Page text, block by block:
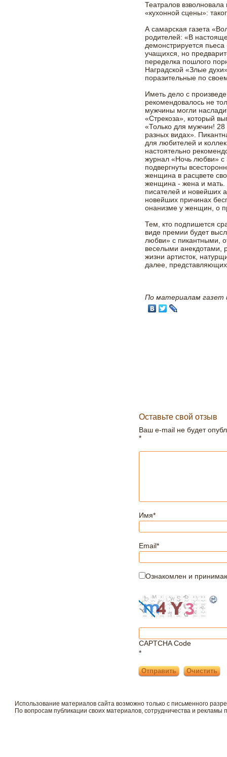
Театралов взволновала
«кухонной сцены»:
А самарская газета
родителей: «В
демонстрируется
учащихся, но
переделка пошлого
Наградской «Злые
поразительные по
Иметь дело с
рекомендовалось не
мужчины могли
«Стрекоза», который
«Только для мужчин!
разных видах».
для любителей и
настоятельно
журнал «Ночь любви» с
подвергнуты
женщина в расцвете
женщина - жена и мать.
писателей и новейших
новейших причинах
онанизме у женщин, о
Тем, кто подпишется
виде премии будет
любви» с пикантными,
веселыми анекдотами,
жизни артисток,
далее,
По материалам газет
Оставьте свой отзыв
Ваш e-mail не будет
*
Имя*
Email*
Ознакомлен и
CAPTCHA Code
*
Использование материалов сайта возможно только с письменного
По вопросам публикации своих материалов, сотрудничества и